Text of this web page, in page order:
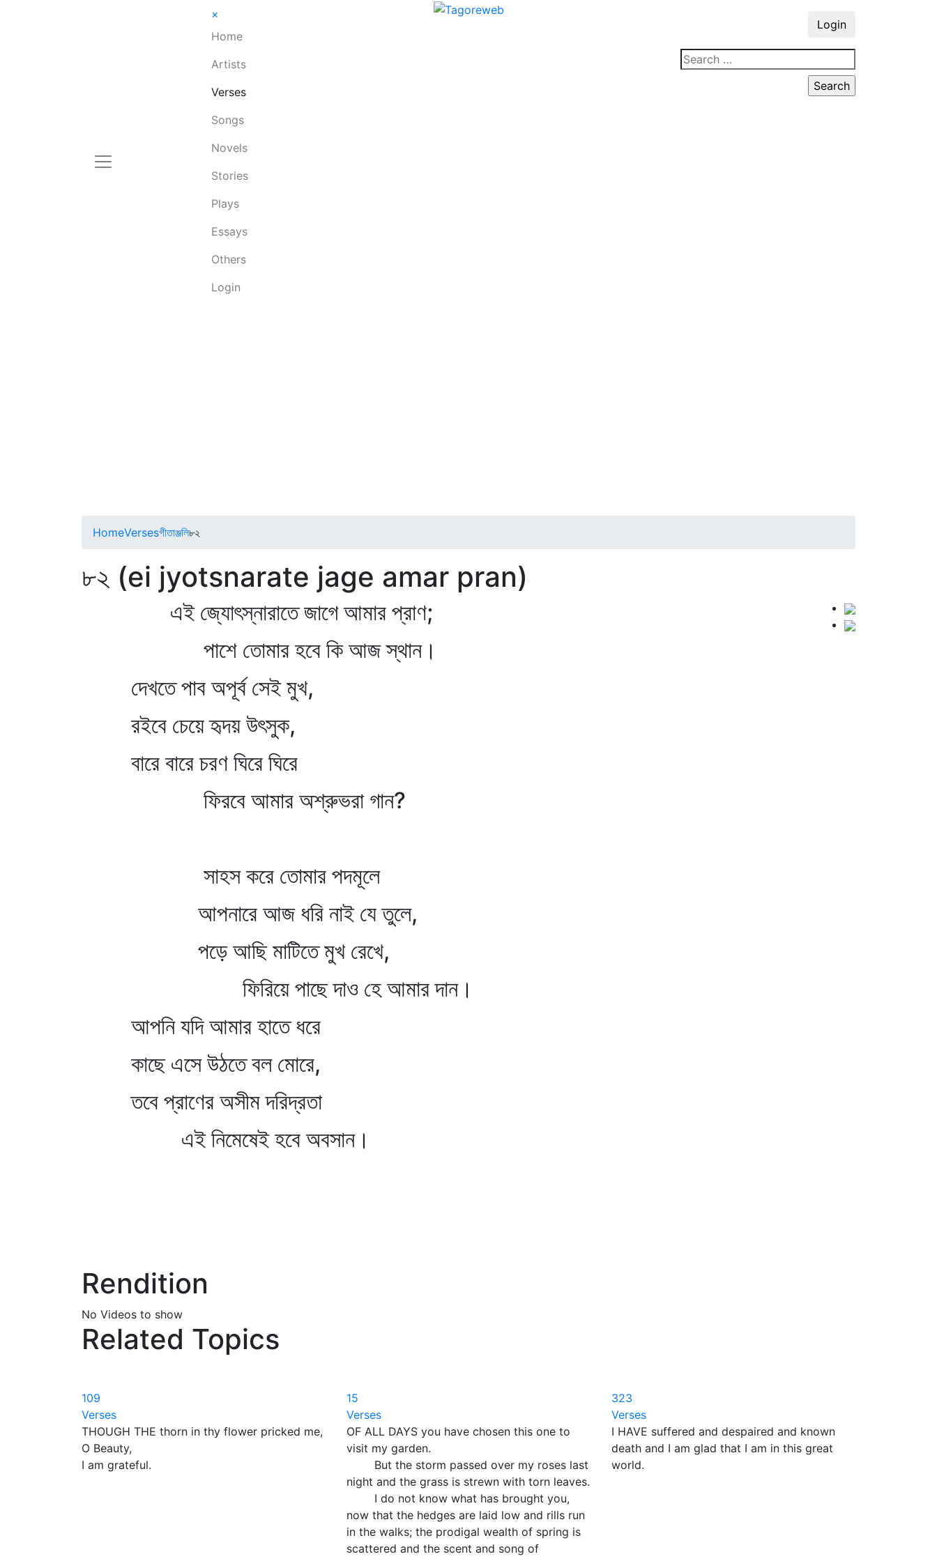
×
Home
Artists
Verses
Songs
Novels
Stories
Plays
Essays
Others
Login
Login
HomeVersesগীতাঞ্জলি৮২
৮২ (ei jyotsnarate jage amar pran)
এই জ্যোৎস্নারাতে জাগে আমার প্রাণ;
পাশে তোমার হবে কি আজ স্থান।
দেখতে পাব অপূর্ব সেই মুখ,
রইবে চেয়ে হৃদয় উৎসুক,
বারে বারে চরণ ঘিরে ঘিরে
ফিরবে আমার অশ্রুভরা গান?
সাহস করে তোমার পদমূলে
আপনারে আজ ধরি নাই যে তুলে,
পড়ে আছি মাটিতে মুখ রেখে,
ফিরিয়ে পাছে দাও হে আমার দান।
আপনি যদি আমার হাতে ধরে
কাছে এসে উঠতে বল মোরে,
তবে প্রাণের অসীম দরিদ্রতা
এই নিমেষেই হবে অবসান।
Rendition
No Videos to show
Related Topics
109
Verses
THOUGH THE thorn in thy flower pricked me,
O Beauty,
I am grateful.
15
Verses
OF ALL DAYS you have chosen this one to
visit my garden.
But the storm passed over my roses last
night and the grass is strewn with torn leaves.
I do not know what has brought you,
now that the hedges are laid low and rills run
in the walks; the prodigal wealth of spring is
scattered and the scent and song of
323
Verses
I HAVE suffered and despaired and known
death and I am glad that I am in this great
world.